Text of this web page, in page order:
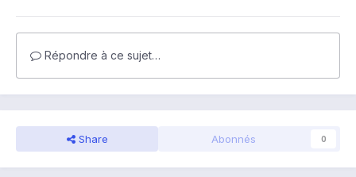
Répondre à ce sujet…
Share Abonnés 0